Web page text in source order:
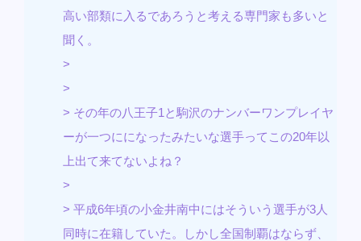
高い部類に入るであろうと考える専門家も多いと
聞く。
>
>
> その年の八王子1と駒沢のナンバーワンプレイヤ
ーが一つにになったみたいな選手ってこの20年以
上出て来てないよね？
>
> 平成6年頃の小金井南中にはそういう選手が3人
同時に在籍していた。しかし全国制覇はならず、